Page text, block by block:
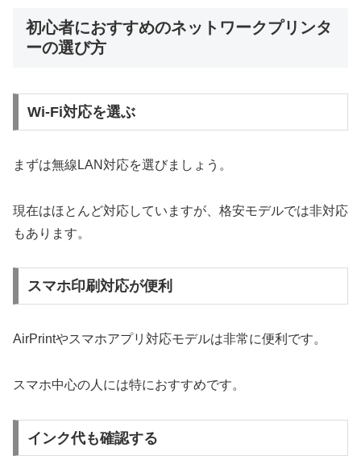
初心者におすすめのネットワークプリンタ
ーの選び方
Wi-Fi対応を選ぶ
まずは無線LAN対応を選びましょう。
現在はほとんど対応していますが、格安モデルでは非対応
もあります。
スマホ印刷対応が便利
AirPrintやスマホアプリ対応モデルは非常に便利です。
スマホ中心の人には特におすすめです。
インク代も確認する